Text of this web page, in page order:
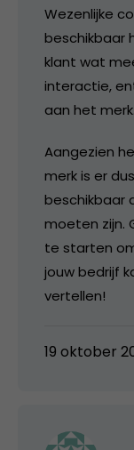
Wezenlijke
beschikbaar
klant wat
interactie,
aan het merk.
Aangezien
merk is er
beschikbaar
moeten zijn.
te starten
jouw bedrijf
vertellen!
19 oktober